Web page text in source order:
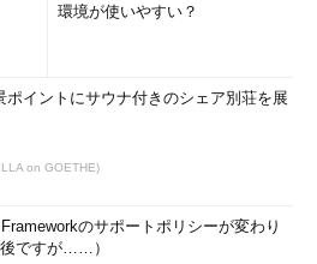
この3つのドキュメントについて、
や、その他の新しいソフトウェア工
び批判されているように、古典的な
部の例外を除いて）現代では「無意
ょう。
環境が使いやすい？
ポイントにサウナ付きのシェア別荘を展
on GOETHE)
Frameworkのサポートポリシーが変わり
ですが……）